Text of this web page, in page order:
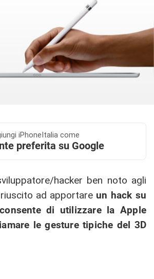
iPhoneItalia come
preferita su Google
hacker ben noto agli
ad apportare un hack su
di utilizzare la Apple
le gesture tipiche del 3D